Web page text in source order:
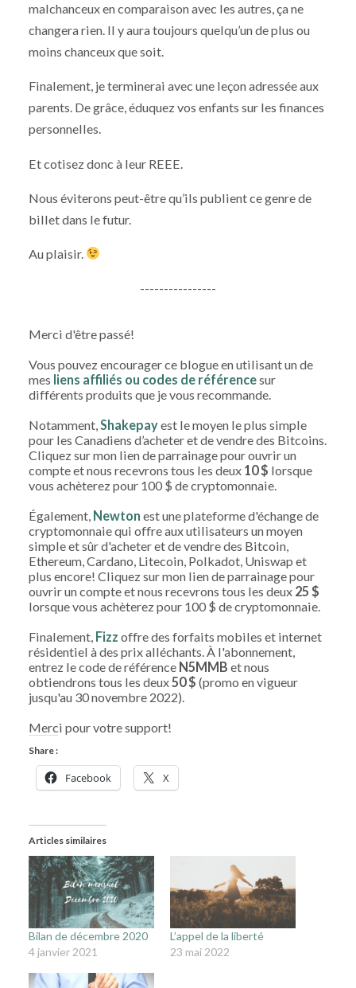
malchanceux en comparaison avec les autres, ça ne
changera rien. Il y aura toujours quelqu’un de plus ou
moins chanceux que soit.
Finalement, je terminerai avec une leçon adressée aux
parents. De grâce, éduquez vos enfants sur les finances
personnelles.
Et cotisez donc à leur REEE.
Nous éviterons peut-être qu’ils publient ce genre de
billet dans le futur.
Au plaisir.
----------------
Merci d'être passé!
Vous pouvez encourager ce blogue en utilisant un de
mes liens affiliés ou codes de référencesur
différents produits que je vous recommande.
Notamment,Shakepayest le moyen le plus simple
pour les Canadiens d’acheter et de vendre des Bitcoins.
Cliquez sur mon lien de parrainage pour ouvrir un
compte et nous recevrons tous les deux 10 $ lorsque
vous achèterez pour 100 $ de cryptomonnaie.
Également, Newton est une plateforme d'échange de
cryptomonnaie qui offre aux utilisateurs un moyen
simple et sûr d'acheter et de vendre des Bitcoin,
Ethereum, Cardano, Litecoin, Polkadot, Uniswap et
plus encore! Cliquez sur mon lien de parrainage pour
ouvrir un compte et nous recevrons tous les deux 25 $
lorsque vous achèterez pour 100 $ de cryptomonnaie.
Finalement, Fizz offre des forfaits mobiles et internet
résidentiel à des prix alléchants. À l'abonnement,
entrez le code de référence N5MMB et nous
obtiendrons tous les deux50 $ (promo en vigueur
jusqu'au 30 novembre 2022).
Merci pour votre support!
Share :
Facebook X
Articles similaires
Bilan de décembre 2020
4 janvier 2021
L’appel de la liberté
23 mai 2022